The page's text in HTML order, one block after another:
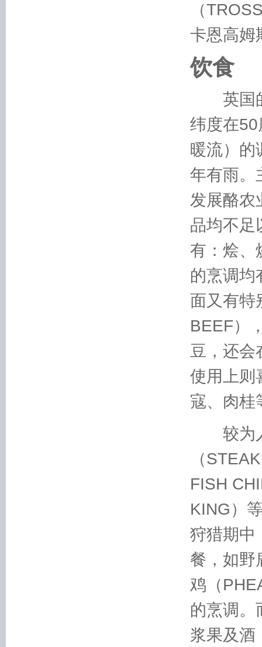
（
卡恩高姆
饮食
英国的
纬度在
暖流）的
年有雨。
发展酪农
品均不足
有：烩、
的烹调均
面又有特
BEEF）
豆，还会
使用上则
寇、肉桂
较为人
（
FISH
KING）
狩猎期中
餐，如野
鸡（
的烹调。
浆果及酒